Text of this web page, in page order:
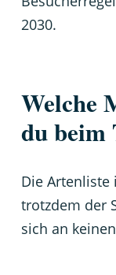
2030.
Welche
du beim
Die Artenliste
trotzdem der
sich an